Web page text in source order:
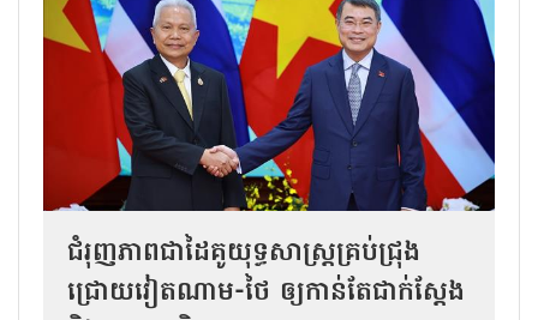
ជំរុញភាពជាដៃគូយុទ្ធសាស្ត្រគ្រប់ជ្រុង
ជ្រោយវៀតណាម-ថៃ ឲ្យកាន់តែជាក់ស្ដែង